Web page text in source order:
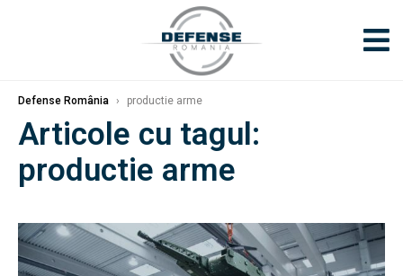
Defense România › productie arme
Articole cu tagul:
productie arme